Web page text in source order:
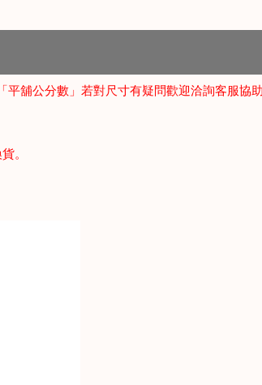
平舖公分數」若對尺寸有疑問歡迎洽詢客服協
。